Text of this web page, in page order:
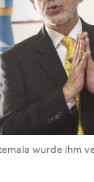
wurde ihm